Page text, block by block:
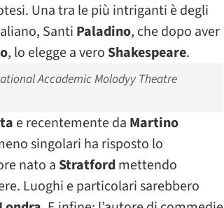
Una tra le più intriganti è degli
Santi Paladino, che dopo aver
, lo elegge a vero Shakespeare.
Accademic Molodyy Theatre
e recentemente da Martino
singolari ha risposto lo
nato a Stratfordmettendo
Luoghi e particolari sarebbero